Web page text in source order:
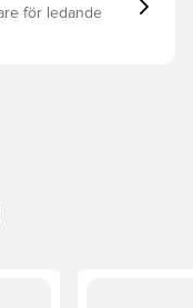
för ledande